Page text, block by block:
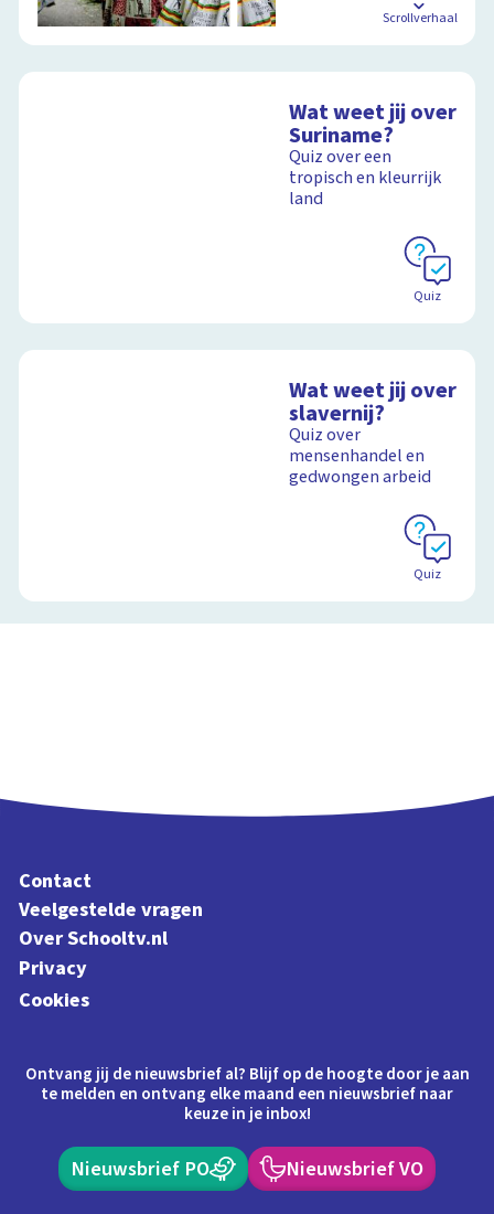
Scrollverhaal
Wat weet jij over
Suriname?
Quiz over een
tropisch en kleurrijk
land
Quiz
Wat weet jij over
slavernij?
Quiz over
mensenhandel en
gedwongen arbeid
Quiz
Contact
Veelgestelde vragen
Over Schooltv.nl
Privacy
Cookies
Ontvang jij de nieuwsbrief al? Blijf op de hoogte door je aan
te melden en ontvang elke maand een nieuwsbrief naar
keuze in je inbox!
Nieuwsbrief PO Nieuwsbrief VO